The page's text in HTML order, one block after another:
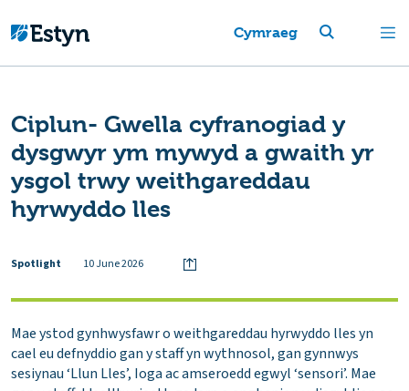
Cymraeg
Ciplun- Gwella cyfranogiad y
dysgwyr ym mywyd a gwaith yr
ysgol trwy weithgareddau
hyrwyddo lles
Spotlight 10 June 2026
Mae ystod gynhwysfawr o weithgareddau hyrwyddo lles yn
cael eu defnyddio gan y staff yn wythnosol, gan gynnwys
sesiynau ‘Llun Lles’, Ioga ac amseroedd egwyl ‘sensori’. Mae